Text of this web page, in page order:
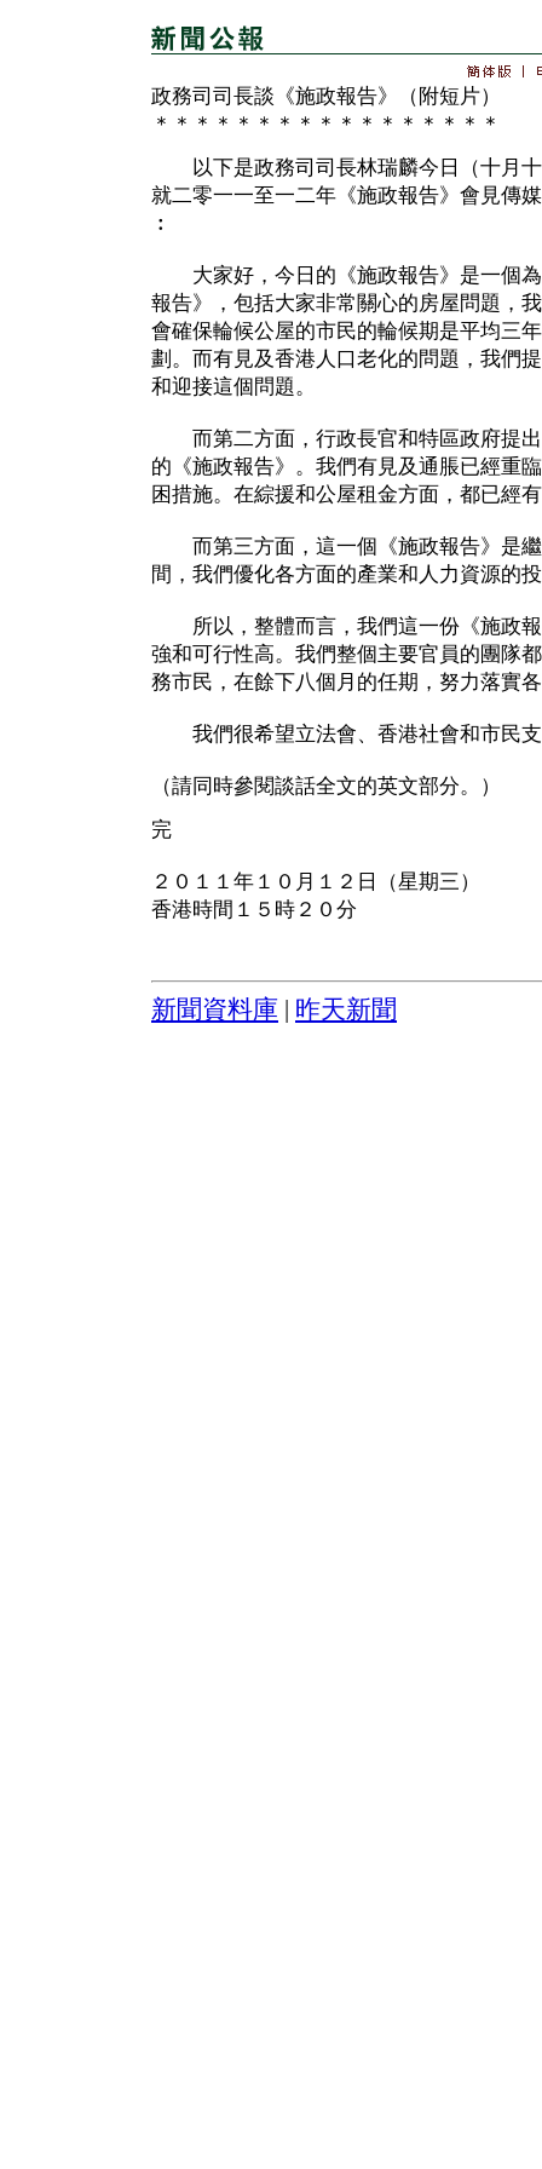
政務司司長談《施政報告》（附短片）
＊＊＊＊＊＊＊＊＊＊＊＊＊＊＊＊＊
以下是政務司司長林瑞麟今日（十月十
就二零一一至一二年《施政報告》會見傳
︰
大家好，今日的《施政報告》是一個為
報告》，包括大家非常關心的房屋問題，
會確保輪候公屋的市民的輪候期是平均三
劃。而有見及香港人口老化的問題，我們
和迎接這個問題。
而第二方面，行政長官和特區政府提出
的《施政報告》。我們有見及通脹已經重
困措施。在綜援和公屋租金方面，都已經
而第三方面，這一個《施政報告》是繼
間，我們優化各方面的產業和人力資源的
所以，整體而言，我們這一份《施政報
強和可行性高。我們整個主要官員的團隊
務市民，在餘下八個月的任期，努力落實
我們很希望立法會、香港社會和市民支
（請同時參閱談話全文的英文部分。）
完
２０１１年１０月１２日（星期三）
香港時間１５時２０分
新聞資料庫 昨天新聞